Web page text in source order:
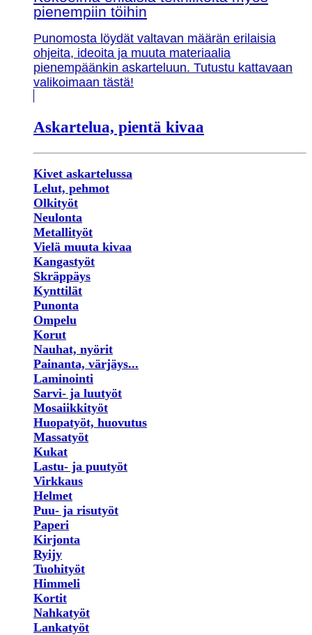
pienempiin töihin
Punomosta löydät valtavan määrän erilaisia
ohjeita, ideoita ja muuta materiaalia
pienempäänkin askarteluun. Tutustu kattavaan
valikoimaan tästä!
Askartelua, pientä kivaa
Kivet askartelussa
Lelut, pehmot
Olkityöt
Neulonta
Metallityöt
Vielä muuta kivaa
Kangastyöt
Skräppäys
Kynttilät
Punonta
Ompelu
Korut
Nauhat, nyörit
Painanta, värjäys...
Laminointi
Sarvi- ja luutyöt
Mosaiikkityöt
Huopatyöt, huovutus
Massatyöt
Kukat
Lastu- ja puutyöt
Virkkaus
Helmet
Puu- ja risutyöt
Paperi
Kirjonta
Ryijy
Tuohityöt
Himmeli
Kortit
Nahkatyöt
Lankatyöt